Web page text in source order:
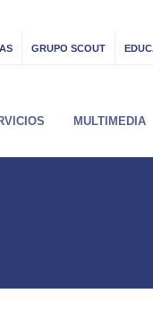
GRUPO SCOUT
MULTIMEDIA